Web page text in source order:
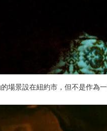
景設在紐約市，但不是作為